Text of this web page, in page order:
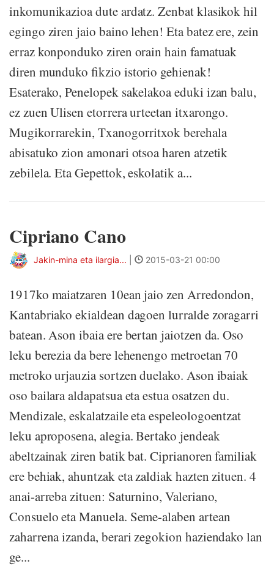
inkomunikazioa dute ardatz. Zenbat klasikok hil
egingo ziren jaio baino lehen! Eta batez ere, zein
erraz konponduko ziren orain hain famatuak
diren munduko fikzio istorio gehienak!
Esaterako, Penelopek sakelakoa eduki izan balu,
ez zuen Ulisen etorrera urteetan itxarongo.
Mugikorrarekin, Txanogorritxok berehala
abisatuko zion amonari otsoa haren atzetik
zebilela. Eta Gepettok, eskolatik a...
Cipriano Cano
Jakin-mina eta ilargia... 2015-03-21 00:00
1917ko maiatzaren 10ean jaio zen Arredondon,
Kantabriako ekialdean dagoen lurralde zoragarri
batean. Ason ibaia ere bertan jaiotzen da. Oso
leku berezia da bere lehenengo metroetan 70
metroko urjauzia sortzen duelako. Ason ibaiak
oso bailara aldapatsua eta estua osatzen du.
Mendizale, eskalatzaile eta espeleologoentzat
leku aproposena, alegia. Bertako jendeak
abeltzainak ziren batik bat. Ciprianoren familiak
ere behiak, ahuntzak eta zaldiak hazten zituen. 4
anai-arreba zituen: Saturnino, Valeriano,
Consuelo eta Manuela. Seme-alaben artean
zaharrena izanda, berari zegokion haziendako lan
ge...